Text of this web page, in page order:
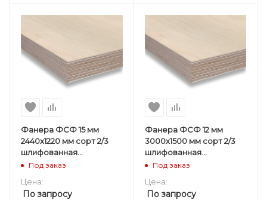
Фанера ФСФ 15 мм
2440х1220 мм сорт 2/3
шлифованная
березовая
Под заказ
Цена:
По запросу
Фанера ФСФ 12 мм
3000х1500 мм сорт 2/3
шлифованная
березовая
Под заказ
Цена:
По запросу